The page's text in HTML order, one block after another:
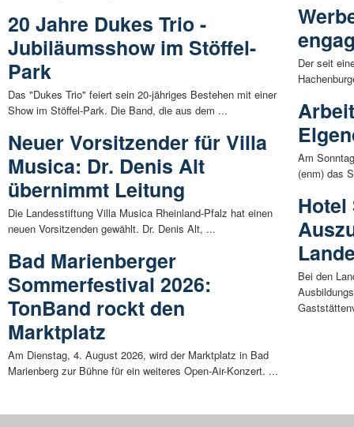
20 Jahre Dukes Trio -
Jubiläumsshow im Stöffel-
Park
Das "Dukes Trio" feiert sein 20-jähriges Bestehen mit einer
Show im Stöffel-Park. Die Band, die aus dem ...
Neuer Vorsitzender für Villa
Musica: Dr. Denis Alt
übernimmt Leitung
Die Landesstiftung Villa Musica Rheinland-Pfalz hat einen
neuen Vorsitzenden gewählt. Dr. Denis Alt, ...
Bad Marienberger
Sommerfestival 2026:
TonBand rockt den
Marktplatz
Am Dienstag, 4. August 2026, wird der Marktplatz in Bad
Marienberg zur Bühne für ein weiteres Open-Air-Konzert. ...
Der seit
Am
(enm) das
Bei den